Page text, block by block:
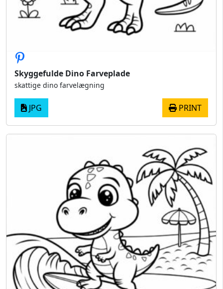
Skyggefulde Dino Farveplade
skattige dino farvelægning
JPG PRINT